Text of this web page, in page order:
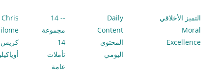
التميز الأخلاقي
Moral
Excellence
Daily
Content
المحتوى
اليومي
-- 14
مجموعة
14
تأملات
عامة
Chris
كريس